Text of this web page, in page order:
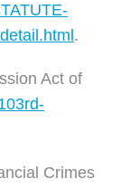
.
Act of
Crimes